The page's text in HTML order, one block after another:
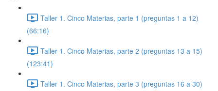
Taller 1. Cinco Materias, parte 1 (preguntas 1 a 12)
(66:16)
Taller 1. Cinco Materias, parte 2 (preguntas 13 a 15)
(123:41)
Taller 1. Cinco Materias, parte 3 (preguntas 16 a 30)